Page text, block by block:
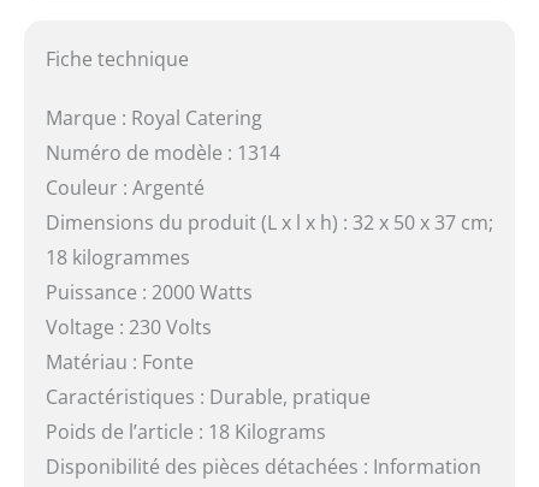
Fiche technique
Marque : Royal Catering
Numéro de modèle : 1314
Couleur : Argenté
Dimensions du produit (L x l x h) : 32 x 50 x 37 cm;
18 kilogrammes
Puissance : 2000 Watts
Voltage : 230 Volts
Matériau : Fonte
Caractéristiques : Durable, pratique
Poids de l’article : 18 Kilograms
Disponibilité des pièces détachées : Information